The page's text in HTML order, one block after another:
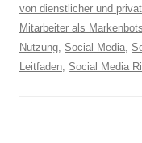
von dienstlicher und
Mitarbeiter als
Nutzung, Social Media,
Leitfaden, Social Media